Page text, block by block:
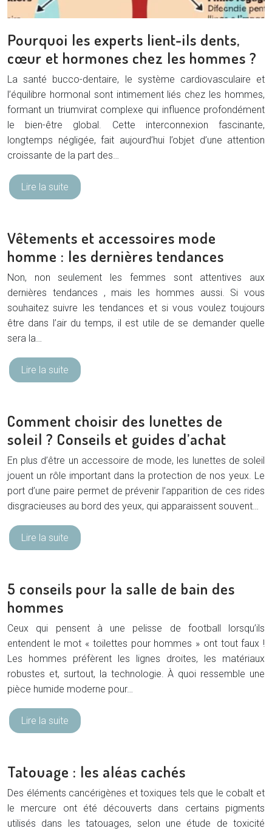
Pourquoi les experts lient-ils dents,
cœur et hormones chez les hommes ?
La santé bucco-dentaire, le système cardiovasculaire et
l’équilibre hormonal sont intimement liés chez les hommes,
formant un triumvirat complexe qui influence profondément
le bien-être global. Cette interconnexion fascinante,
longtemps négligée, fait aujourd’hui l’objet d’une attention
croissante de la part des…
Lire la suite
Vêtements et accessoires mode
homme : les dernières tendances
Non, non seulement les femmes sont attentives aux
dernières tendances , mais les hommes aussi. Si vous
souhaitez suivre les tendances et si vous voulez toujours
être dans l’air du temps, il est utile de se demander quelle
sera la…
Lire la suite
Comment choisir des lunettes de
soleil ? Conseils et guides d’achat
En plus d’être un accessoire de mode, les lunettes de soleil
jouent un rôle important dans la protection de nos yeux. Le
port d’une paire permet de prévenir l’apparition de ces rides
disgracieuses au bord des yeux, qui apparaissent souvent…
Lire la suite
5 conseils pour la salle de bain des
hommes
Ceux qui pensent à une pelisse de football lorsqu’ils
entendent le mot « toilettes pour hommes » ont tout faux !
Les hommes préfèrent les lignes droites, les matériaux
robustes et, surtout, la technologie. À quoi ressemble une
pièce humide moderne pour…
Lire la suite
Tatouage : les aléas cachés
Des éléments cancérigènes et toxiques tels que le cobalt et
le mercure ont été découverts dans certains pigments
utilisés dans les tatouages, selon une étude de toxicité